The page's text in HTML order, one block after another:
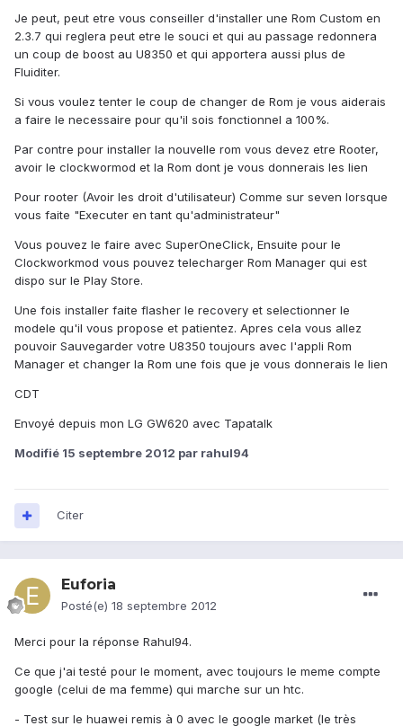
Je peut, peut etre vous conseiller d'installer une Rom Custom en
2.3.7 qui reglera peut etre le souci et qui au passage redonnera
un coup de boost au U8350 et qui apportera aussi plus de
Fluiditer.
Si vous voulez tenter le coup de changer de Rom je vous aiderais
a faire le necessaire pour qu'il sois fonctionnel a 100%.
Par contre pour installer la nouvelle rom vous devez etre Rooter,
avoir le clockwormod et la Rom dont je vous donnerais les lien
Pour rooter (Avoir les droit d'utilisateur) Comme sur seven lorsque
vous faite "Executer en tant qu'administrateur"
Vous pouvez le faire avec SuperOneClick, Ensuite pour le
Clockworkmod vous pouvez telecharger Rom Manager qui est
dispo sur le Play Store.
Une fois installer faite flasher le recovery et selectionner le
modele qu'il vous propose et patientez. Apres cela vous allez
pouvoir Sauvegarder votre U8350 toujours avec l'appli Rom
Manager et changer la Rom une fois que je vous donnerais le lien
CDT
Envoyé depuis mon LG GW620 avec Tapatalk
Modifié 15 septembre 2012 par rahul94
Citer
Euforia
Posté(e) 18 septembre 2012
Merci pour la réponse Rahul94.
Ce que j'ai testé pour le moment, avec toujours le meme compte
google (celui de ma femme) qui marche sur un htc.
- Test sur le huawei remis à 0 avec le google market (le très